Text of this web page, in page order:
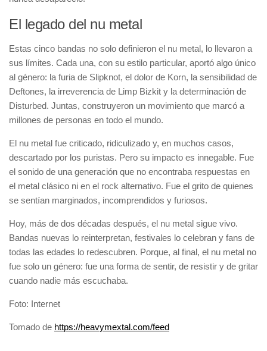
El legado del nu metal
Estas cinco bandas no solo definieron el nu metal, lo llevaron a
sus límites. Cada una, con su estilo particular, aportó algo único
al género: la furia de Slipknot, el dolor de Korn, la sensibilidad de
Deftones, la irreverencia de Limp Bizkit y la determinación de
Disturbed. Juntas, construyeron un movimiento que marcó a
millones de personas en todo el mundo.
El nu metal fue criticado, ridiculizado y, en muchos casos,
descartado por los puristas. Pero su impacto es innegable. Fue
el sonido de una generación que no encontraba respuestas en
el metal clásico ni en el rock alternativo. Fue el grito de quienes
se sentían marginados, incomprendidos y furiosos.
Hoy, más de dos décadas después, el nu metal sigue vivo.
Bandas nuevas lo reinterpretan, festivales lo celebran y fans de
todas las edades lo redescubren. Porque, al final, el nu metal no
fue solo un género: fue una forma de sentir, de resistir y de gritar
cuando nadie más escuchaba.
Foto: Internet
Navegación
Tomado de https://heavymextal.com/feed